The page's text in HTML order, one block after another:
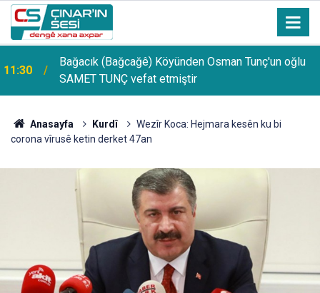
11:30
Bağacık (Bağcağê) Köyünden Osman Tunç'un oğlu
SAMET TUNÇ vefat etmiştir
Anasayfa Kurdî
Wezîr Koca: Hejmara kesên ku bi
corona vîrusê ketin derket 47an